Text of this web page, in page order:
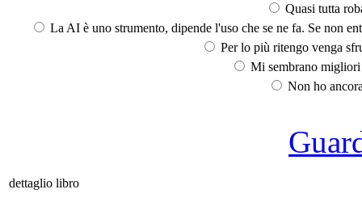
Quasi tutta
La AI è uno strumento, dipende l'uso che se ne fa. Se non
Per lo più ritengo venga
Mi sembrano
Non ho
dettaglio libro